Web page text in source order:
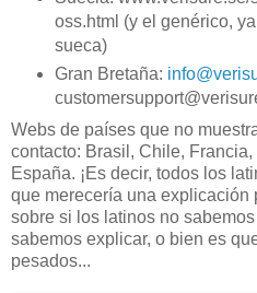
oss.html (y el genérico,
sueca)
Gran Bretaña:
Webs de países que no
contacto: Brasil, Chile,
España. ¡Es decir, todos los
que merecería una explicación
sobre si los latinos no
sabemos explicar, o bien es
pesados...